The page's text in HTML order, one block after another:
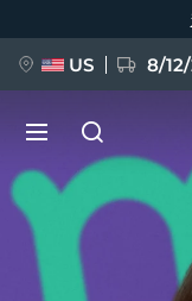
US 8/
新品
BREAKING
语言